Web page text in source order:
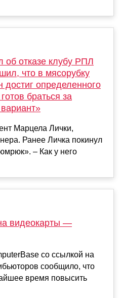
об отказе клубу РПЛ
что в мясорубку
достиг определенного
браться за
Марцела Лички,
Ранее Личка покинул
– Как у него
видеокарты —
со ссылкой на
сообщило, что
время повысить